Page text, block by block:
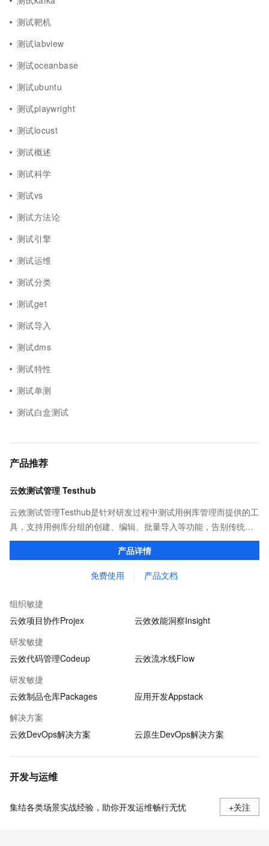
测试靶机
测试labview
测试oceanbase
测试ubuntu
测试playwright
测试locust
测试概述
测试科学
测试vs
测试方法论
测试引擎
测试运维
测试分类
测试get
测试导入
测试dms
测试特性
测试单测
测试白盒测试
产品推荐
云效测试管理 Testhub
云效测试管理Testhub是针对研发过程中测试用例库管理而提供的工
具，支持用例库分组的创建、编辑、批量导入等功能，告别传统项
目管理中测试用例重复撰写、用例信息共享不易的问题，成为测试
产品详情
免费使用 产品文档
组织敏捷
云效项目协作Projex
云效效能洞察Insight
研发敏捷
云效代码管理Codeup
云效流水线Flow
研发敏捷
云效制品仓库Packages
应用开发Appstack
解决方案
云效DevOps解决方案
云原生DevOps解决方案
开发与运维
集结各类场景实战经验，助你开发运维畅行无忧 +关注